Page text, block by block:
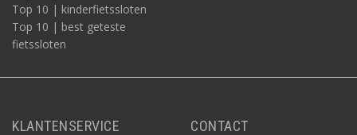
Top 10 | kinderfietssloten
Top 10 | best geteste
fietssloten
KLANTENSERVICE CONTACT